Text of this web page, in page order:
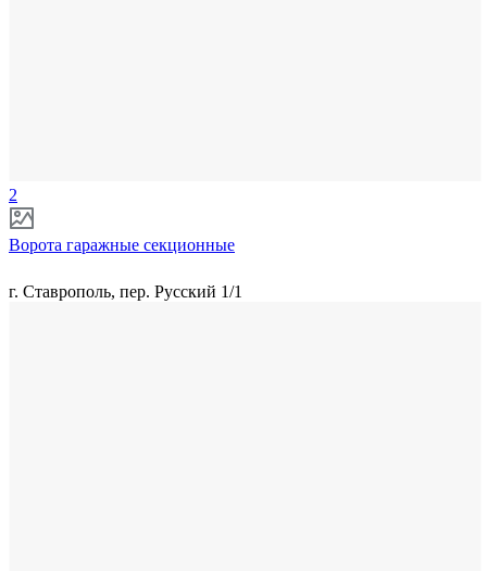
2
Ворота гаражные секционные
г. Ставрополь, пер. Русский 1/1